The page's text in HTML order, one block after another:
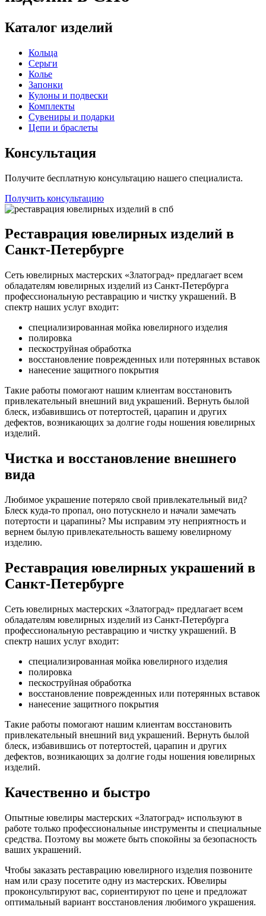
Каталог изделий
Кольца
Серьги
Колье
Запонки
Кулоны и подвески
Комплекты
Сувениры и подарки
Цепи и браслеты
Консультация
Получите бесплатную консультацию нашего специалиста.
Получить консультацию
Реставрация ювелирных изделий в
Санкт-Петербурге
Сеть ювелирных мастерских «Златоград» предлагает всем
обладателям ювелирных изделий из Санкт-Петербурга
профессиональную реставрацию и чистку украшений. В
спектр наших услуг входит:
специализированная мойка ювелирного изделия
полировка
пескоструйная обработка
восстановление поврежденных или потерянных вставок
нанесение защитного покрытия
Такие работы помогают нашим клиентам восстановить
привлекательный внешний вид украшений. Вернуть былой
блеск, избавившись от потертостей, царапин и других
дефектов, возникающих за долгие годы ношения ювелирных
изделий.
Чистка и восстановление внешнего
вида
Любимое украшение потеряло свой привлекательный вид?
Блеск куда-то пропал, оно потускнело и начали замечать
потертости и царапины? Мы исправим эту неприятность и
вернем былую привлекательность вашему ювелирному
изделию.
Реставрация ювелирных украшений в
Санкт-Петербурге
Сеть ювелирных мастерских «Златоград» предлагает всем
обладателям ювелирных изделий из Санкт-Петербурга
профессиональную реставрацию и чистку украшений. В
спектр наших услуг входит:
специализированная мойка ювелирного изделия
полировка
пескоструйная обработка
восстановление поврежденных или потерянных вставок
нанесение защитного покрытия
Такие работы помогают нашим клиентам восстановить
привлекательный внешний вид украшений. Вернуть былой
блеск, избавившись от потертостей, царапин и других
дефектов, возникающих за долгие годы ношения ювелирных
изделий.
Качественно и быстро
Опытные ювелиры мастерских «Златоград» используют в
работе только профессиональные инструменты и специальные
средства. Поэтому вы можете быть спокойны за безопасность
ваших украшений.
Чтобы заказать реставрацию ювелирного изделия позвоните
нам или сразу посетите одну из мастерских. Ювелиры
проконсультируют вас, сориентируют по цене и предложат
оптимальный вариант восстановления любимого украшения.